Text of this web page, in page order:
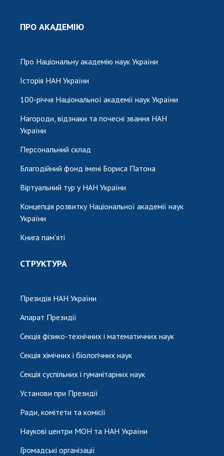
ПРО АКАДЕМІЮ
Про Національну академію наук України
Історія НАН України
100-річчя Національної академії наук України
Нагороди, відзнаки та почесні звання НАН
України
Персональний склад
Благодійний фонд імені Бориса Патона
Віртуальний тур у НАН України
Концепція розвитку Національної академії наук
України
Книга пам'яті
СТРУКТУРА
Президія НАН України
Апарат Президії
Секція фізико-технічних і математичних наук
Секція хімічних і біологічних наук
Секція суспільних і гуманітарних наук
Установи при Президії
Ради, комітети та комісії
Наукові центри МОН та НАН України
Громадські організації